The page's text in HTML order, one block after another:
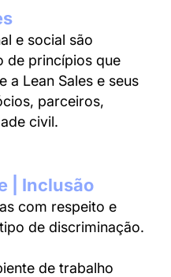
e social são
de princípios que
a Lean Sales e seus
parceiros,
civil.
| Inclusão
com respeito e
de discriminação.
de trabalho